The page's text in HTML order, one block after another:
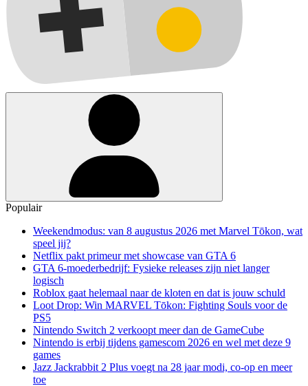
Populair
Weekendmodus: van 8 augustus 2026 met Marvel Tōkon, wat
speel jij?
Netflix pakt primeur met showcase van GTA 6
GTA 6-moederbedrijf: Fysieke releases zijn niet langer
logisch
Roblox gaat helemaal naar de kloten en dat is jouw schuld
Loot Drop: Win MARVEL Tōkon: Fighting Souls voor de
PS5
Nintendo Switch 2 verkoopt meer dan de GameCube
Nintendo is erbij tijdens gamescom 2026 en wel met deze 9
games
Jazz Jackrabbit 2 Plus voegt na 28 jaar modi, co-op en meer
toe